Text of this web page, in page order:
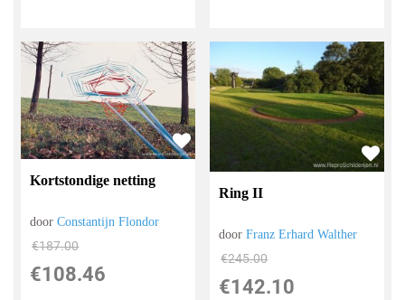
Kortstondige netting
doorConstantijn Flondor
€187.00
€108.46
Ring II
doorFranz Erhard Walther
€245.00
€142.10